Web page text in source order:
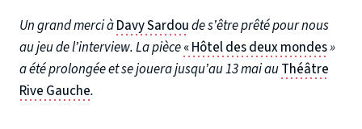
Un grand merci àDavy Sardoude s’être prêté pour nous
au jeu de l’interview. La pièce« Hôtel des deux mondes»
a été prolongée et se jouera jusqu’au 13 mai auThéâtre
Rive Gauche.